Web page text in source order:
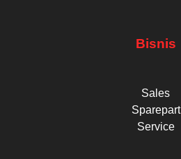
Bisnis
Sales
Sparepart
Service